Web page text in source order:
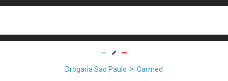
Drogaria Sao Paulo Carmed